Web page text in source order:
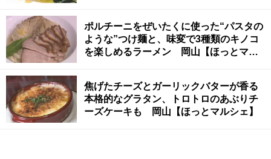
ポルチーニをぜいたくに使った“パスタの
ような”つけ麺と、味変で3種類のキノコ
を楽しめるラーメン 岡山【ほっとマル
焦げたチーズとガーリックバターが香る
本格的なグラタン、トロトロのあぶりチ
ーズケーキも 岡山【ほっとマルシェ】